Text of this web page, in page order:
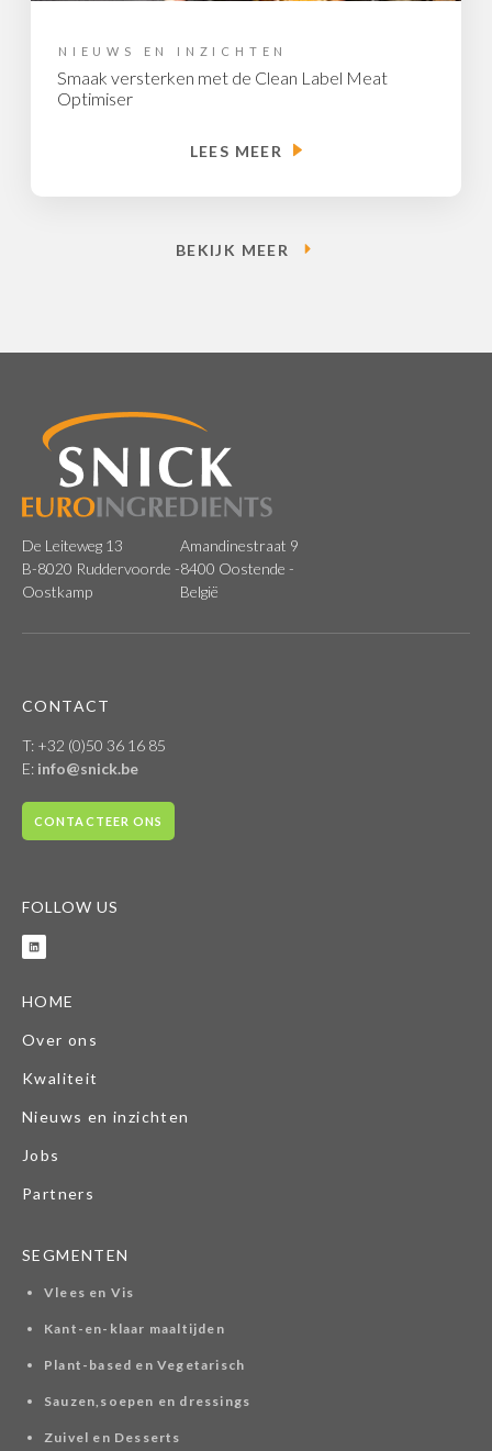
NIEUWS EN INZICHTEN
Smaak versterken met de Clean Label Meat
Optimiser
LEES MEER
BEKIJK MEER
De Leiteweg 13
B-8020 Ruddervoorde -
Oostkamp
Amandinestraat 9
8400 Oostende -
België
CONTACT
T: +32 (0)50 36 16 85
E: info@snick.be
CONTACTEER ONS
FOLLOW US
HOME
Over ons
Kwaliteit
Nieuws en inzichten
Jobs
Partners
SEGMENTEN
Vlees en Vis
Kant-en-klaar maaltijden
Plant-based en Vegetarisch
Sauzen,soepen en dressings
Zuivel en Desserts